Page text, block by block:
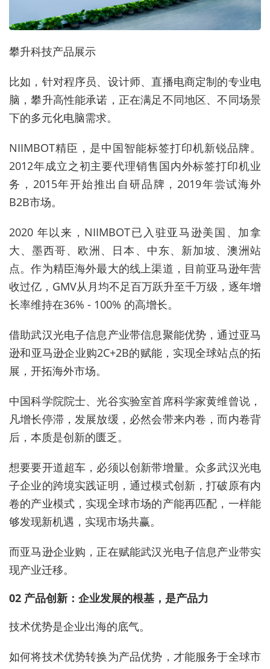
攀升科技产品展示
比如，针对程序员、设计师、直播电商定制的专业电
脑，攀升高性能承诺，正在满足不同地区、不同场景
下的多元化电脑需求。
NIIMBOT精臣，是中国智能标签打印机新锐品牌。
2012年成立之初主要代理销售国内外标签打印机业
务，2015年开始推出自研品牌，2019年尝试海外
B2B市场。
2020 年以来，NIIMBOT已入驻亚马逊美国、加拿
大、墨西哥、欧洲、日本、中东、新加坡、澳洲站
点。作为精臣海外最大的线上渠道，目前亚马逊年营
收过亿，GMV从月均不足百万跃升至千万级，逐年增
长率维持在36% - 100% 的高增长。
借助武汉光电子信息产业带信息聚能优势，通过亚马
逊和亚马逊企业购2C+2B的赋能，实现全球站点的拓
展，开拓海外市场。
中国科学院院士、光谷实验室首席科学家黄维曾说，
凡增长停滞，发展放缓，必然会带来内卷，而内卷背
后，本质是创新的匮乏。
想要要开道超车，必须以创新带增量。众多武汉光电
子企业的跨境实践证明，通过模式创新，打破原有内
卷的产业模式，实现全球市场的产能再匹配，一样能
够发现新机遇，实现市场共赢。
而亚马逊企业购，正在赋能武汉光电子信息产业带实
现产业迁移。
02 产品创新：企业发展的根基，是产品力
技术优势是企业出海的底气。
如何将技术优势转换为产品优势，才能服务于全球市